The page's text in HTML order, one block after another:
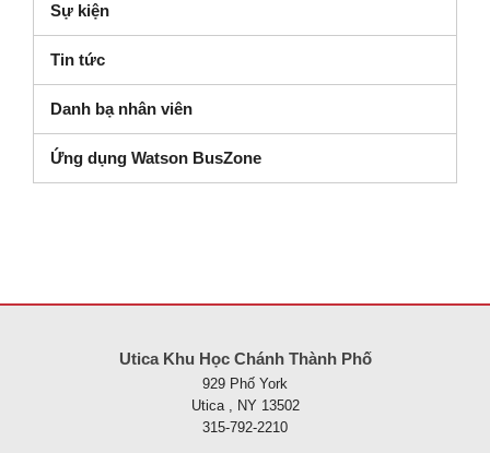
Sự kiện
Tin tức
Danh bạ nhân viên
Ứng dụng Watson BusZone
Utica Khu Học Chánh Thành Phố
929 Phố York
Utica , NY 13502
315-792-2210